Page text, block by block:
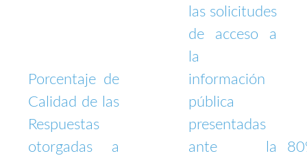
Porcentaje de
Calidad de las
Respuestas
otorgadas a
las solicitudes
de acceso a
la
información
pública
presentadas
ante la